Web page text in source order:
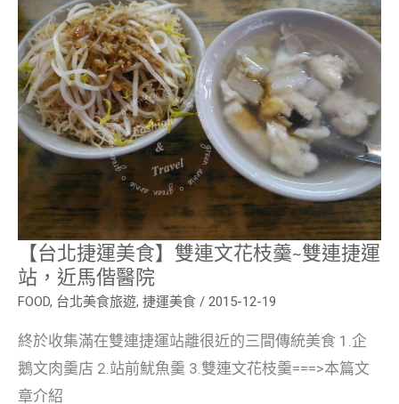
【台北捷運美食】雙連文花枝羹~雙連捷運
站，近馬偕醫院
FOOD, 台北美食旅遊, 捷運美食 / 2015-12-19
終於收集滿在雙連捷運站離很近的三間傳統美食 1.企
鵝文肉羹店 2.站前魷魚羹 3.雙連文花枝羹===>本篇文
章介紹
運
美
食】
雙
連
文
花
枝
羹
~
雙
捷
運
站，
近
馬
偕
醫
院